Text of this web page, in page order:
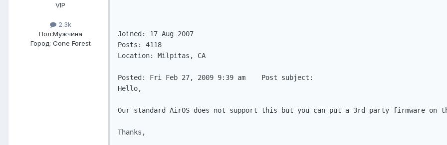
VIP
2.3k
Пол:Мужчина
Город: Cone Forest
Joined: 17 Aug 2007
Posts: 4118
Location: Milpitas, CA
Posted: Fri Feb 27, 2009 9:39 am    Post subject:
Hello,
Our standard AirOS does not support this but you can put a 3rd party firmware on
Thanks,